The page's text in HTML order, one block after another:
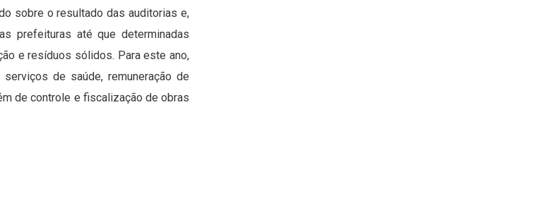
sobre o resultado das auditorias e,
prefeituras até que determinadas
e resíduos sólidos. Para este ano,
de saúde, remuneração de
de controle e fiscalização de obras